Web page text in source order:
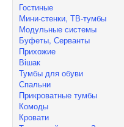
Гостиные
Мини-стенки, ТВ-тумбы
Модульные системы
Буфеты, Серванты
Прихожие
Вішак
Тумбы для обуви
Спальни
Прикроватные тумбы
Комоды
Кровати